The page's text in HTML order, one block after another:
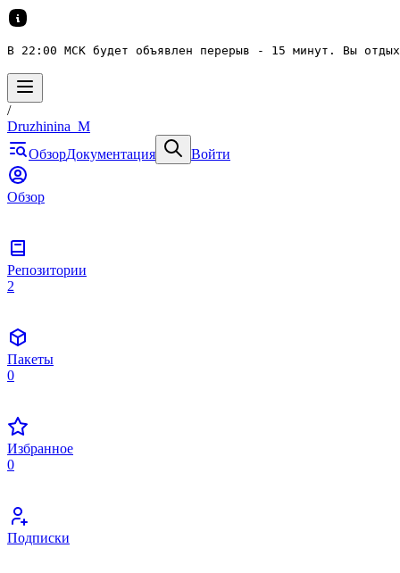
В 22:00 МСК будет объявлен перерыв - 15 минут. Вы
/
Druzhinina_M
ОбзорДокументация Войти
Обзор
Репозитории
2
Пакеты
0
Избранное
0
Подписки